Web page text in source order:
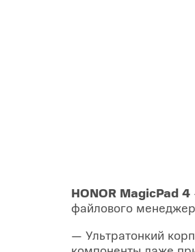
HONOR MagicPad 4
файлового
— Ультратонкий